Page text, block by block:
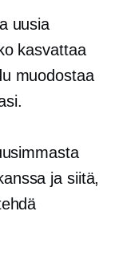
uusia
kasvattaa
muodostaa
ja siitä,